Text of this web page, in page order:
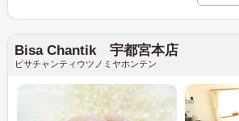
Bisa Chantik 宇都宮本店
ビサチャンティウツノミヤホンテン